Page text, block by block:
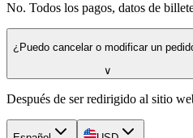
No. Todos los pagos, datos de
¿Puedo cancelar o modificar un
∨
Después de ser redirigido al sitio